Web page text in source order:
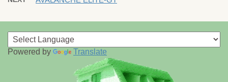
Powered by Translate